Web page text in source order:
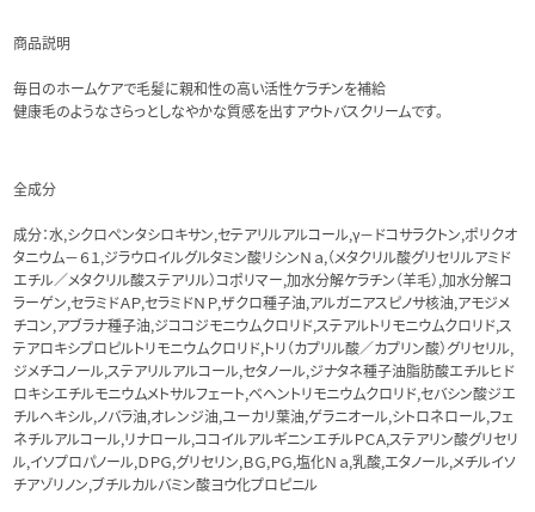
商品説明
毎日のホームケアで毛髪に親和性の高い活性ケラチンを補給
健康毛のようなさらっとしなやかな質感を出すアウトバスクリームです。
全成分
成分：水,シクロペンタシロキサン,セテアリルアルコール,γ－ドコサラクトン,ポリクオ
タニウム－６１,ジラウロイルグルタミン酸リシンＮａ,（メタクリル酸グリセリルアミド
エチル／メタクリル酸ステアリル）コポリマー,加水分解ケラチン（羊毛）,加水分解コ
ラーゲン,セラミドＡＰ,セラミドＮＰ,ザクロ種子油,アルガニアスピノサ核油,アモジメ
チコン,アブラナ種子油,ジココジモニウムクロリド,ステアルトリモニウムクロリド,ス
テアロキシプロピルトリモニウムクロリド,トリ（カプリル酸／カプリン酸）グリセリル,
ジメチコノール,ステアリルアルコール,セタノール,ジナタネ種子油脂肪酸エチルヒド
ロキシエチルモニウムメトサルフェート,ベヘントリモニウムクロリド,セバシン酸ジエ
チルヘキシル,ノバラ油,オレンジ油,ユーカリ葉油,ゲラニオール,シトロネロール,フェ
ネチルアルコール,リナロール,ココイルアルギニンエチルＰＣＡ,ステアリン酸グリセリ
ル,イソプロパノール,ＤＰＧ,グリセリン,ＢＧ,ＰＧ,塩化Ｎａ,乳酸,エタノール,メチルイソ
チアゾリノン,ブチルカルバミン酸ヨウ化プロピニル